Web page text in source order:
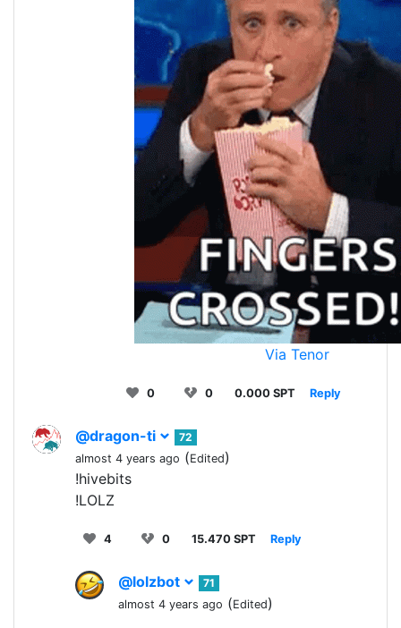
Via Tenor
0 0 0.000 SPT Reply
@dragon-ti
72
almost 4 years ago (Edited)
!hivebits
!LOLZ
4 0 15.470 SPT Reply
@lolzbot
71
almost 4 years ago (Edited)